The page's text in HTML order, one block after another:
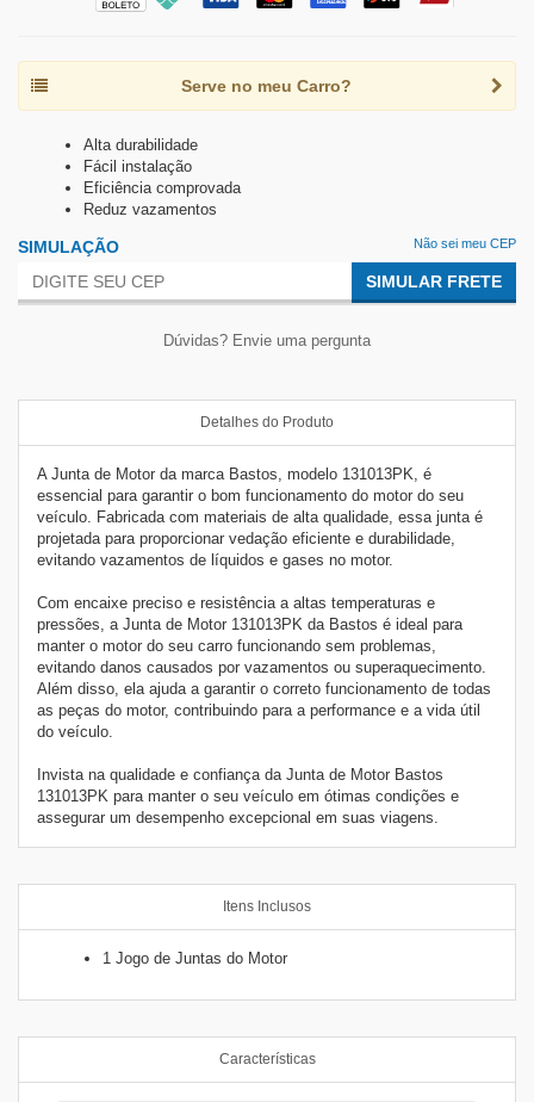
Serve no meu Carro?
Alta durabilidade
Fácil instalação
Eficiência comprovada
Reduz vazamentos
SIMULAÇÃO Não sei meu CEP
SIMULAR FRETE
Dúvidas? Envie uma pergunta
Detalhes do Produto
A Junta de Motor da marca Bastos, modelo 131013PK, é
essencial para garantir o bom funcionamento do motor do seu
veículo. Fabricada com materiais de alta qualidade, essa junta é
projetada para proporcionar vedação eficiente e durabilidade,
evitando vazamentos de líquidos e gases no motor.
Com encaixe preciso e resistência a altas temperaturas e
pressões, a Junta de Motor 131013PK da Bastos é ideal para
manter o motor do seu carro funcionando sem problemas,
evitando danos causados por vazamentos ou superaquecimento.
Além disso, ela ajuda a garantir o correto funcionamento de todas
as peças do motor, contribuindo para a performance e a vida útil
do veículo.
Invista na qualidade e confiança da Junta de Motor Bastos
131013PK para manter o seu veículo em ótimas condições e
assegurar um desempenho excepcional em suas viagens.
Itens Inclusos
1 Jogo de Juntas do Motor
Características